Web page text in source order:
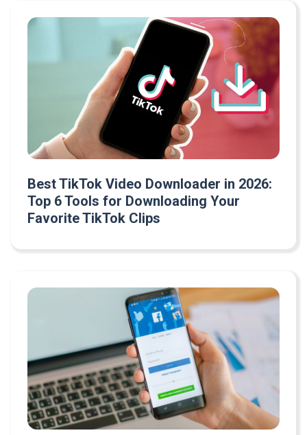
Best TikTok Video Downloader in 2026:
Top 6 Tools for Downloading Your
Favorite TikTok Clips